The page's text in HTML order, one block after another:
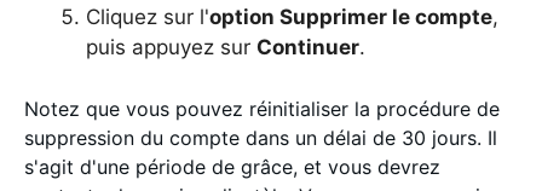
Cliquez sur l'option Supprimer le compte,
puis appuyez sur Continuer.
Notez que vous pouvez réinitialiser la procédure de
suppression du compte dans un délai de 30 jours. Il
s'agit d'une période de grâce, et vous devrez